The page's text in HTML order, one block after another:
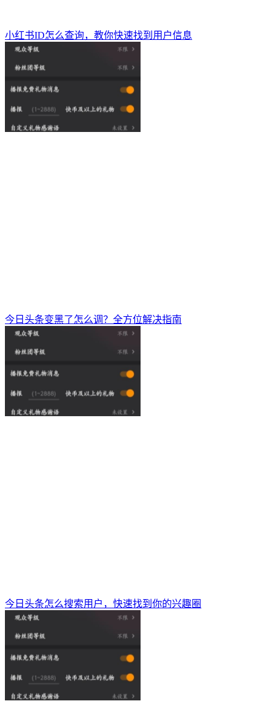
小红书ID怎么查询，教你快速找到用户信息
今日头条变黑了怎么调？全方位解决指南
今日头条怎么搜索用户，快速找到你的兴趣圈